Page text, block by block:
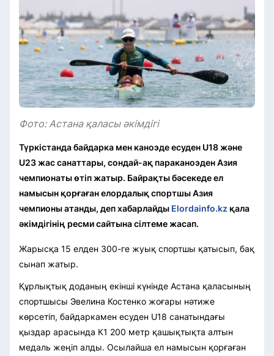
Фото: Астана қаласы әкімдігі
Түркістанда байдарка мен каноэде есуден U18 және
U23 жас санаттары, сондай-ақ параканоэден Азия
чемпионаты өтіп жатыр. Байрақты бәсекеде ел
намысын қорғаған елордалық спортшы Азия
чемпионы атанды, деп хабарлайды Elordainfo.kz қала
әкімдігінің ресми сайтына сілтеме жасап.
Жарысқа 15 елден 300-ге жуық спортшы қатысып, бақ
сынап жатыр.
Құрлықтық доданың екінші күнінде Астана қаласының
спортшысы Эвелина Костенко жоғары нәтиже
көрсетіп, байдаркамен есуден U18 санатындағы
қыздар арасында К1 200 метр қашықтықта алтын
медаль жеңіп алды. Осылайша ел намысын қорғаған